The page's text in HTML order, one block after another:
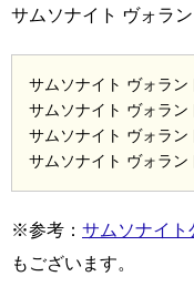
サムソナイト ヴォラ
サムソナイト ヴォラン
サムソナイト ヴォラン
サムソナイト ヴォラン
サムソナイト ヴォラン
※参考： サムソナイト
もございます。